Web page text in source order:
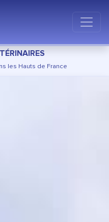
les Hauts de France